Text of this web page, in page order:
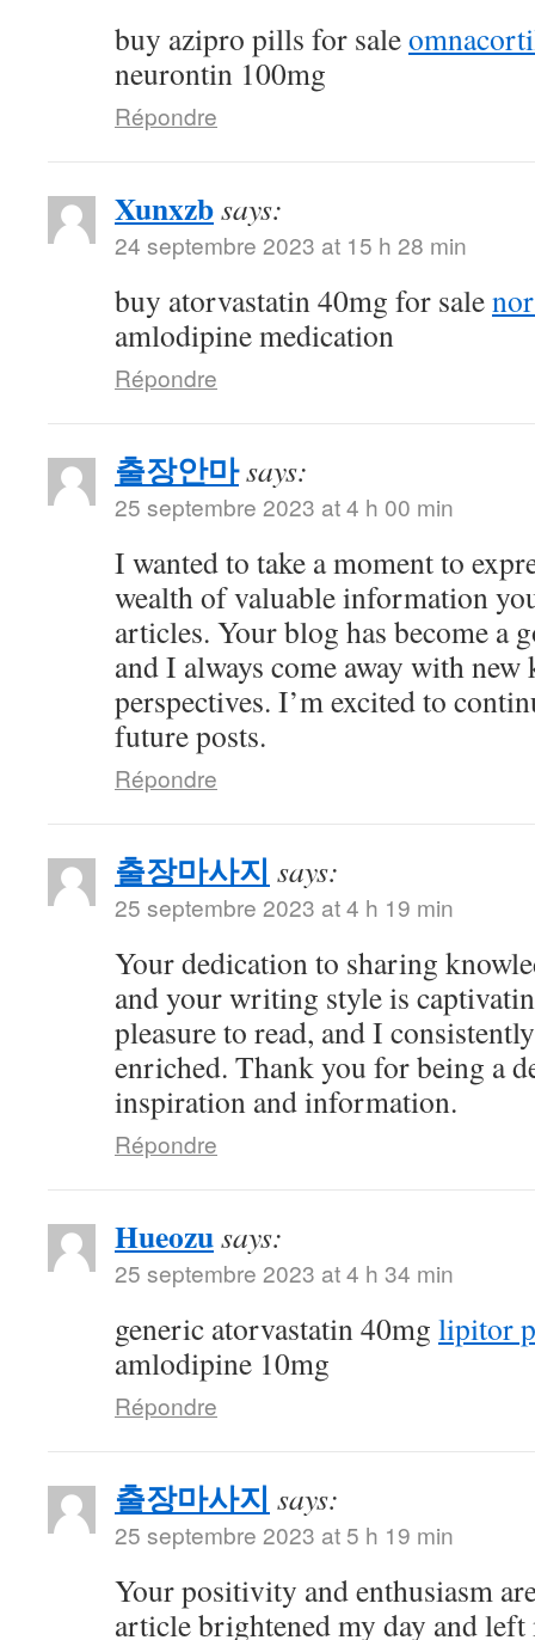
buy azipro pills for sale
neurontin 100mg
Répondre
Xunxzbsays:
24 septembre 2023 at 15 h 28 min
buy atorvastatin 40mg for sale
amlodipine medication
Répondre
출장안마says:
25 septembre 2023 at 4 h 00 min
I wanted to take a moment to
wealth of valuable information
articles. Your blog has become a
and I always come away with
perspectives. I’m excited to
future posts.
Répondre
출장마사지 says:
25 septembre 2023 at 4 h 19 min
Your dedication to sharing
and your writing style is
pleasure to read, and I
enriched. Thank you for being a
inspiration and information.
Répondre
Hueozusays:
25 septembre 2023 at 4 h 34 min
generic atorvastatin 40mg lipitor
amlodipine 10mg
Répondre
출장마사지 says:
25 septembre 2023 at 5 h 19 min
Your positivity and enthusiasm
article brightened my day and